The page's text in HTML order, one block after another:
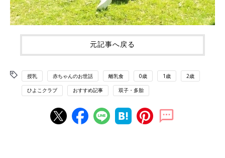
元記事へ戻る
授乳 赤ちゃんのお世話 離乳食 0歳 1歳 2歳
ひよこクラブ おすすめ記事 双子・多胎